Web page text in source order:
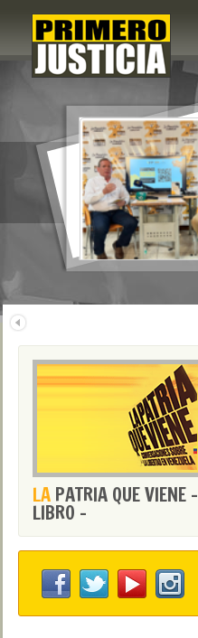
LA PATRIA QUE VIENE -
LIBRO -